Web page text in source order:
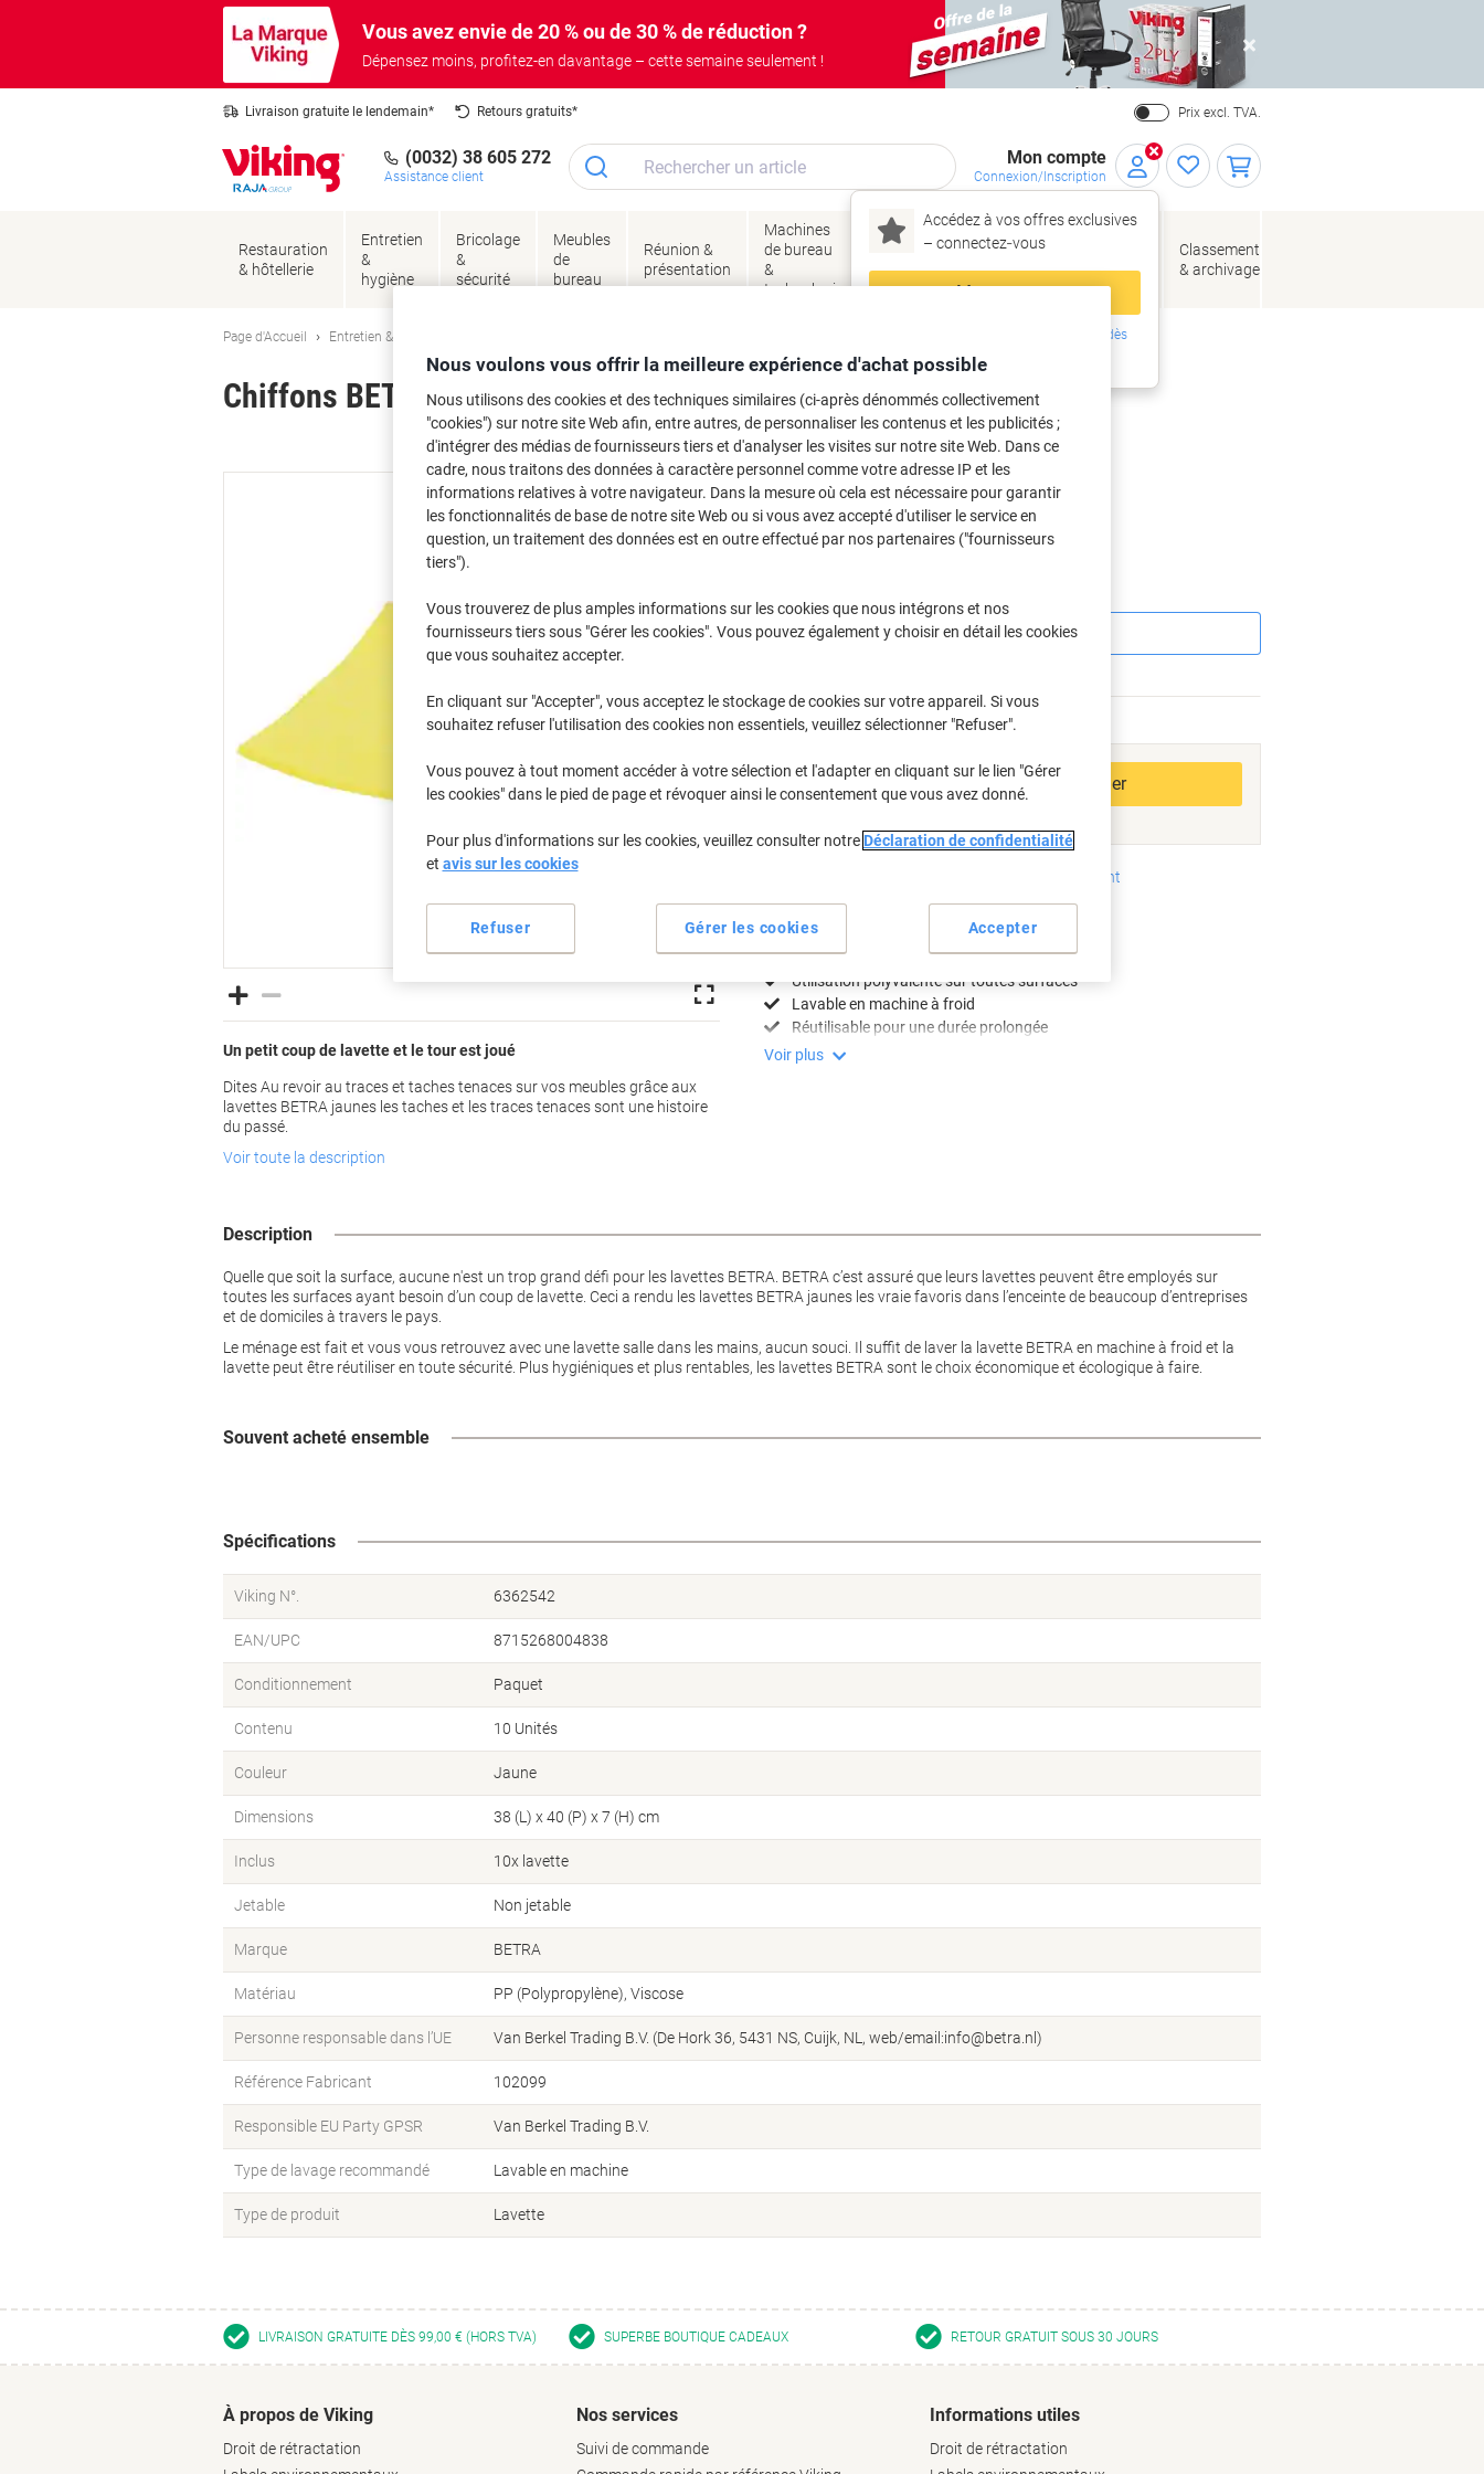
Vous avez envie de 20 % ou de 30 % de réduction ?
Dépensez moins, profitez-en davantage – cette semaine seulement !
Close
Livraison gratuite le lendemain* Retours gratuits* Prix excl. TVA.
(0032) 38 605 272
Assistance client
Mon compte
Connexion/Inscription
Accédez à vos offres exclusives
– connectez‑vous
Mon compte
Inscrivez-vous dès
maintenant
Restauration
& hôtellerie
Entretien
&
hygiène
Bricolage
&
sécurité
Meubles
de
bureau
Réunion &
présentation
Machines
de bureau
&
technologie
Encres
Papier,
enveloppes
&
emballage
de bureau
Classement
& archivage
Page d'Accueil Entretien & hygiène
Chiffons BETRA Viscose, polypropylène Jaune 10 Unités
Marque : BETRA Viking N°. 6362542
Un petit coup de lavette et le tour est joué
Dites Au revoir au traces et taches tenaces sur vos meubles grâce aux
lavettes BETRA jaunes les taches et les traces tenaces sont une histoire
du passé.
Voir toute la description
Achetez Plus, Dépensez Moins
€3,99 Paquet
À partir de 2 Paquets
€4,67 TVA incl.
1Paquet €4,19
En stock Livraison 1-2 jours ouvrables
Quantité
Ajouter au panier
Moyens de paiement
Spécifications clés
Viscose et polypropylène durables
Utilisation polyvalente sur toutes surfaces
Lavable en machine à froid
Réutilisable pour une durée prolongée
Voir plus
Description
Quelle que soit la surface, aucune n'est un trop grand défi pour les lavettes BETRA. BETRA c’est assuré que leurs lavettes peuvent être employés sur
toutes les surfaces ayant besoin d’un coup de lavette. Ceci a rendu les lavettes BETRA jaunes les vraie favoris dans l’enceinte de beaucoup d’entreprises
et de domiciles à travers le pays.
Le ménage est fait et vous vous retrouvez avec une lavette salle dans les mains, aucun souci. Il suffit de laver la lavette BETRA en machine à froid et la
lavette peut être réutiliser en toute sécurité. Plus hygiéniques et plus rentables, les lavettes BETRA sont le choix économique et écologique à faire.
Souvent acheté ensemble
Spécifications
Viking N°. 6362542
EAN/UPC 8715268004838
Conditionnement Paquet
Contenu 10 Unités
Couleur Jaune
Dimensions 38 (L) x 40 (P) x 7 (H) cm
Inclus 10x lavette
Jetable Non jetable
Marque BETRA
Matériau PP (Polypropylène), Viscose
Personne responsable dans l’UE Van Berkel Trading B.V. (De Hork 36, 5431 NS, Cuijk, NL, web/email:info@betra.nl)
Référence Fabricant 102099
Responsible EU Party GPSR Van Berkel Trading B.V.
Type de lavage recommandé Lavable en machine
Type de produit Lavette
LIVRAISON GRATUITE DÈS 99,00 € (HORS TVA) SUPERBE BOUTIQUE CADEAUX RETOUR GRATUIT SOUS 30 JOURS
À propos de Viking
Droit de rétractation
Nos services
Suivi de commande
Informations utiles
Droit de rétractation
Nous voulons vous offrir la meilleure expérience d'achat possible
Nous utilisons des cookies et des techniques similaires (ci-après dénommés collectivement
"cookies") sur notre site Web afin, entre autres, de personnaliser les contenus et les publicités ;
d'intégrer des médias de fournisseurs tiers et d'analyser les visites sur notre site Web. Dans ce
cadre, nous traitons des données à caractère personnel comme votre adresse IP et les
informations relatives à votre navigateur. Dans la mesure où cela est nécessaire pour garantir
les fonctionnalités de base de notre site Web ou si vous avez accepté d'utiliser le service en
question, un traitement des données est en outre effectué par nos partenaires ("fournisseurs
tiers").
Vous trouverez de plus amples informations sur les cookies que nous intégrons et nos
fournisseurs tiers sous "Gérer les cookies". Vous pouvez également y choisir en détail les cookies
que vous souhaitez accepter.
En cliquant sur "Accepter", vous acceptez le stockage de cookies sur votre appareil. Si vous
souhaitez refuser l'utilisation des cookies non essentiels, veuillez sélectionner "Refuser".
Vous pouvez à tout moment accéder à votre sélection et l'adapter en cliquant sur le lien "Gérer
les cookies" dans le pied de page et révoquer ainsi le consentement que vous avez donné.
Pour plus d'informations sur les cookies, veuillez consulter notre Déclaration de confidentialité
et avis sur les cookies
Gérer les cookies
Refuser Accepter